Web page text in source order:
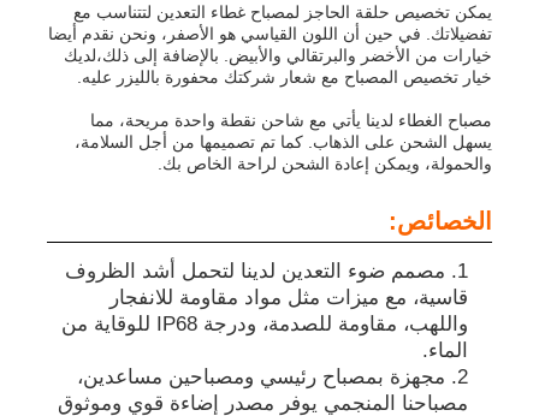
المنتجات
عرض الواقع الافتراضي
يمكن تخصيص حلقة الحاجز لمصباح غطاء التعدين لتتناسب مع
تفضيلاتك. في حين أن اللون القياسي هو الأصفر، ونحن نقدم أيضا
خيارات من الأخضر والبرتقالي والأبيض. بالإضافة إلى ذلك،لديك
خيار تخصيص المصباح مع شعار شركتك محفورة بالليزر عليه.
مصباح الغطاء لدينا يأتي مع شاحن نقطة واحدة مريحة، مما
يسهل الشحن على الذهاب. كما تم تصميمها من أجل السلامة،
والحمولة، ويمكن إعادة الشحن لراحة الخاص بك.
الخصائص:
مصمم ضوء التعدين لدينا لتحمل أشد الظروف
قاسية، مع ميزات مثل مواد مقاومة للانفجار
واللهب، مقاومة للصدمة، ودرجة IP68 للوقاية من
الماء.
مجهزة بمصباح رئيسي ومصباحين مساعدين،
مصباحنا المنجمي يوفر مصدر إضاءة قوي وموثوق